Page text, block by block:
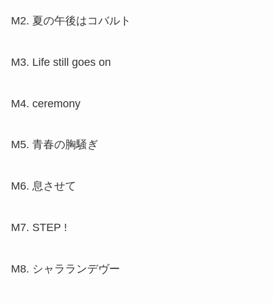
M2. 夏の午後はコバルト
M3. Life still goes on
M4. ceremony
M5. 青春の胸騒ぎ
M6. 息させて
M7. STEP !
M8. シャラランデヴー